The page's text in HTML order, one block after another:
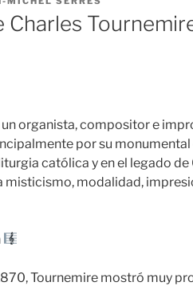
un organista, compositor e
por su monumental
católica y en el legado de
misticismo, modalidad,
Tournemire mostró muy